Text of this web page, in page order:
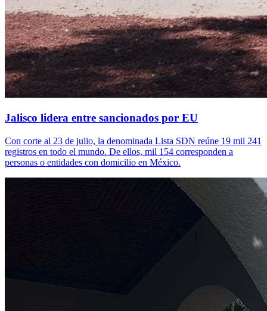
Jalisco lidera entre sancionados por EU
Con corte al 23 de julio, la denominada Lista SDN reúne 19 mil 241
registros en todo el mundo. De ellos, mil 154 corresponden a
personas o entidades con domicilio en México.